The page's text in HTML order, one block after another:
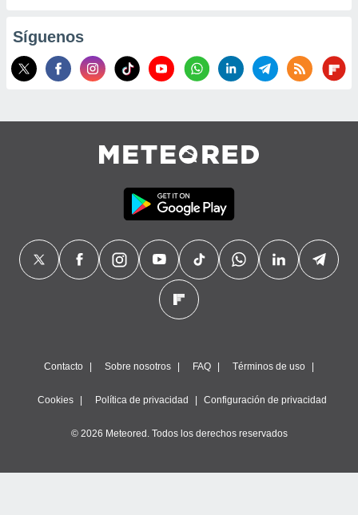
Síguenos
Contacto Sobre nosotros FAQ Términos de uso
Cookies Política de privacidad Configuración de privacidad
© 2026 Meteored. Todos los derechos reservados